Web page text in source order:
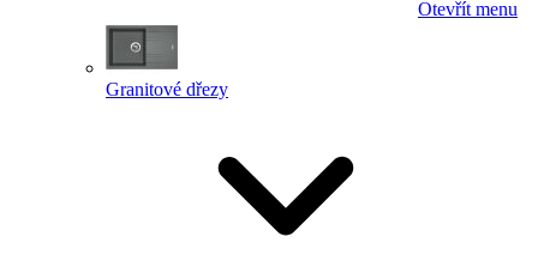
Otevřít menu
Granitové dřezy